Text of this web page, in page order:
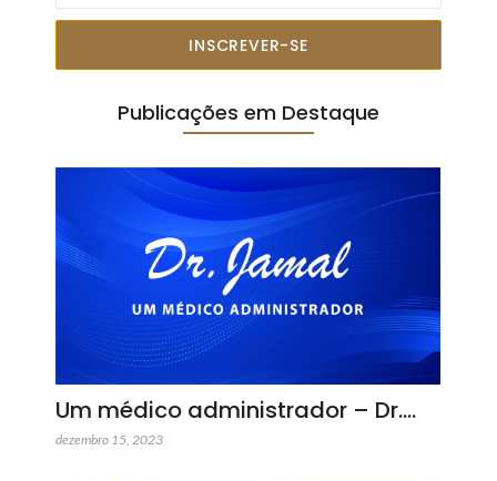
INSCREVER-SE
Publicações em Destaque
Um médico administrador – Dr.…
dezembro 15, 2023